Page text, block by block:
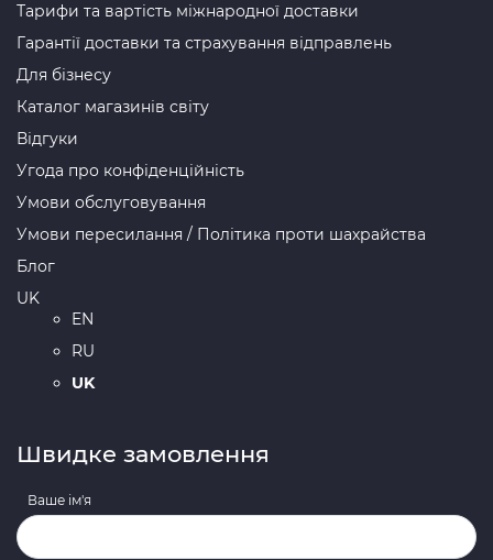
Тарифи та вартість міжнародної доставки
Гарантії доставки та страхування відправлень
Для бізнесу
Каталог магазинів світу
Відгуки
Угода про конфіденційність
Умови обслуговування
Умови пересилання / Політика проти шахрайства
Блог
UK
EN
RU
UK
Швидке замовлення
Ваше ім'я